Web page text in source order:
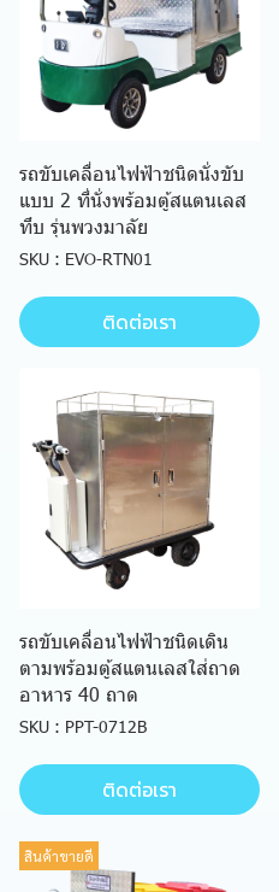
รถขับเคลื่อนไฟฟ้าชนิดนั่งขับ
แบบ 2 ที่นั่งพร้อมตู้สแตนเลส
ทึบ รุ่นพวงมาลัย
SKU : EVO-RTN01
ติดต่อเรา
รถขับเคลื่อนไฟฟ้าชนิดเดิน
ตามพร้อมตู้สแตนเลสใส่ถาด
อาหาร 40 ถาด
SKU : PPT-0712B
ติดต่อเรา
สินค้าขายดี